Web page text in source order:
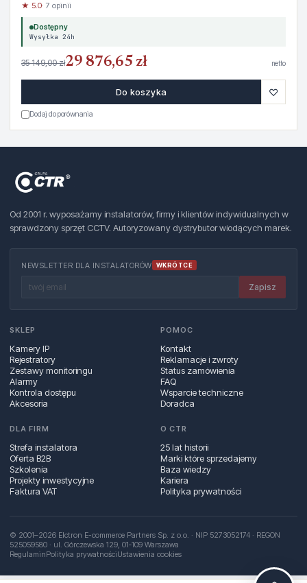
★ 5.0· 7 opinii
Dostępny
Wysyłka 24h
35 149,00 zł29 876,65 zł netto
Do koszyka ♡
Dodaj do porównania
Od 2001 r. wyposażamy instalatorów, firmy i klientów indywidualnych w
sprawdzony sprzęt CCTV. Autoryzowany dystrybutor wiodących marek.
NEWSLETTER DLA INSTALATORÓW WKRÓTCE
Zapisz
SKLEP
Kamery IP
Rejestratory
Zestawy monitoringu
Alarmy
Kontrola dostępu
Akcesoria
POMOC
Kontakt
Reklamacje i zwroty
Status zamówienia
FAQ
Wsparcie techniczne
Doradca
DLA FIRM
Strefa instalatora
Oferta B2B
Szkolenia
Projekty inwestycyjne
Faktura VAT
O CTR
25 lat historii
Marki które sprzedajemy
Baza wiedzy
Kariera
Polityka prywatności
© 2001–2026 Elctron E-commerce Partners Sp. z o.o. · NIP 5273052174 · REGON
525059580 · ul. Górczewska 129, 01‑109 Warszawa
RegulaminPolityka prywatnościUstawienia cookies